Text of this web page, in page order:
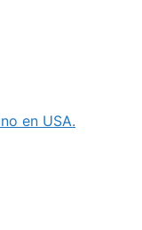
en USA.